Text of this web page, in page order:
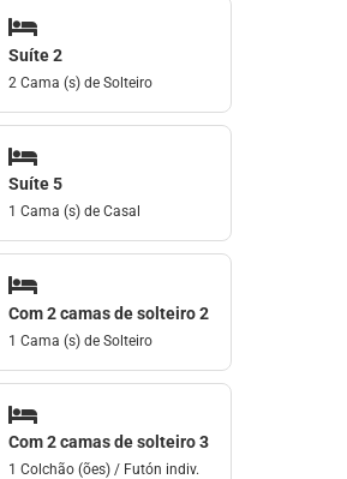
Suíte 2
2 Cama (s) de Solteiro
Suíte 5
1 Cama (s) de Casal
Com 2 camas de solteiro 2
1 Cama (s) de Solteiro
Com 2 camas de solteiro 3
1 Colchão (ões) / Futón indiv.